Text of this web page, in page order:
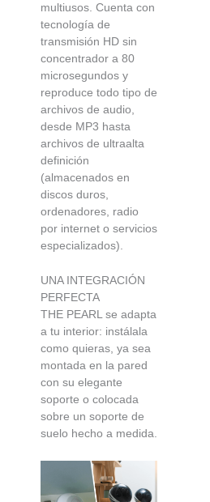
multiusos. Cuenta con
tecnología de
transmisión HD sin
concentrador a 80
microsegundos y
reproduce todo tipo de
archivos de audio,
desde MP3 hasta
archivos de ultraalta
definición
(almacenados en
discos duros,
ordenadores, radio
por internet o servicios
especializados).
UNA INTEGRACIÓN
PERFECTA
THE PEARL se adapta
a tu interior: instálala
como quieras, ya sea
montada en la pared
con su elegante
soporte o colocada
sobre un soporte de
suelo hecho a medida.